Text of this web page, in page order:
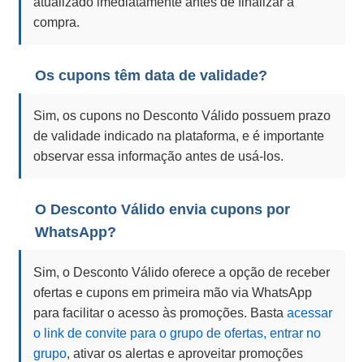
compra.
Os cupons têm data de validade?
Sim, os cupons no Desconto Válido possuem prazo
de validade indicado na plataforma, e é importante
observar essa informação antes de usá-los.
O Desconto Válido envia cupons por
WhatsApp?
Sim, o Desconto Válido oferece a opção de receber
ofertas e cupons em primeira mão via WhatsApp
para facilitar o acesso às promoções. Basta acessar
o link de convite para o grupo de ofertas, entrar no
grupo, ativar os alertas e aproveitar promoções